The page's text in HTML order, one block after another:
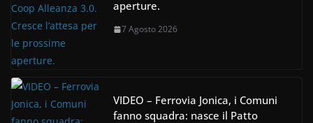
aperture.
7 Agosto 2026
VIDEO – Ferrovia Jonica, i Comuni
fanno squadra: nasce il Patto